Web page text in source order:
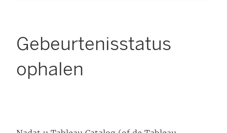
Gebeurtenisstatus
ophalen